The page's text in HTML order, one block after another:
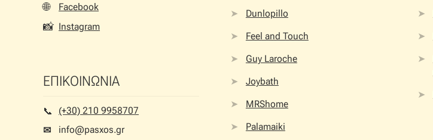
🌐 Facebook
📸 Instagram
ΕΠΙΚΟΙΝΩΝΙΑ
📞︎
(+30) 210 9958707
✉
info@pasxos.gr
Dunlopillo
Feel and Touch
Guy Laroche
Joybath
MRShome
Palamaiki